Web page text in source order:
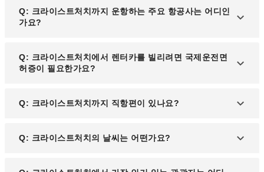
A: 크라이스트처치의 주요 관문은 크라이스트처치
국제공항(CHC)으로, 뉴질랜드 남섬의 대표 공항입
다.
Q: 크라이스트처치까지 운항하는 주요 항공사는 어디인
가요?
A: 에어뉴질랜드, 대한항공, 싱가포르항공 등 주요 항
공사들이 크라이스트처치행 노선을 제공하며, 오클
Q: 크라이스트처치에서 렌터카를 빌리려면 국제운전면
허증이 필요한가요?
A: 네, 뉴질랜드에서 렌터카를 이용하려면 국제운전
Q: 크라이스트처치까지 직항편이 있나요?
A: 현재 한국에서 크라이스트처치로 가는 직항편은
Q: 크라이스트처치의 날씨는 어떤가요?
A: 크라이스트처치는 온대 해양성 기후로 연중 온화